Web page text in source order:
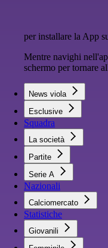
per installare la App
Mentre navighi
schermo per tornare
News viola
Esclusive
Squadra
La società
Partite
Serie A
Nazionali
Calciomercato
Statistiche
Giovanili